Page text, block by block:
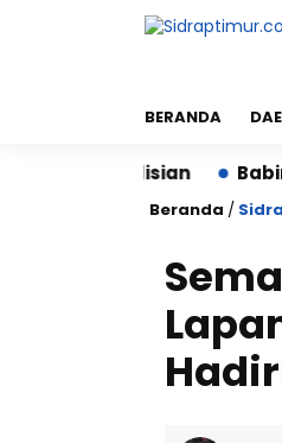
BERANDA
Babinsa
Beranda /